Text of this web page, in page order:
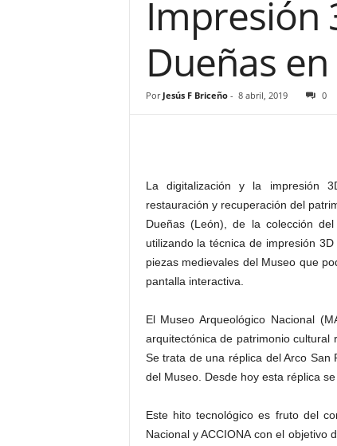
Impresión
Dueñas
Por Jesús F Briceño- 8 abril, 2019 0
La digitalización y la impresión
restauración y recuperación del
Dueñas (León), de la colección
utilizando la técnica de impresión
piezas medievales del Museo que
pantalla interactiva.
El Museo Arqueológico Nacional
arquitectónica de patrimonio cultural
Se trata de una réplica del Arco
del Museo. Desde hoy esta réplica
Este hito tecnológico es fruto del
Nacional y ACCIONA con el